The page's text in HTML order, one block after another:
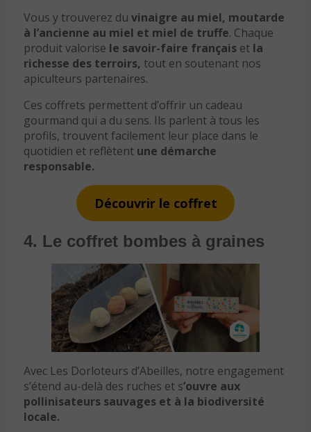
Vous y trouverez du vinaigre au miel, moutarde
à l’ancienne au miel et miel de truffe. Chaque
produit valorise le savoir-faire français et la
richesse des terroirs, tout en soutenant nos
apiculteurs partenaires.
Ces coffrets permettent d’offrir un cadeau
gourmand qui a du sens. Ils parlent à tous les
profils, trouvent facilement leur place dans le
quotidien et reflètent une démarche
responsable.
Découvrir le coffret
4. Le coffret bombes à graines
Avec Les Dorloteurs d’Abeilles, notre engagement
s’étend au-delà des ruches et s’ouvre aux
pollinisateurs sauvages et à la biodiversité
locale.